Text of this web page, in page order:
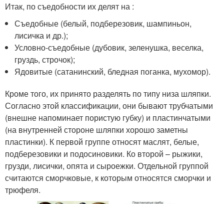
Итак, по съедобности их делят на :
Съедобные (белый, подберезовик, шампиньон,
лисичка и др.);
Условно-съедобные (дубовик, зеленушка, веселка,
груздь, строчок);
Ядовитые (сатанинский, бледная поганка, мухомор).
Кроме того, их принято разделять по типу низа шляпки.
Согласно этой классификации, они бывают трубчатыми
(внешне напоминает пористую губку) и пластинчатыми
(на внутренней стороне шляпки хорошо заметны
пластинки). К первой группе относят маслят, белые,
подберезовики и подосиновики. Ко второй – рыжики,
грузди, лисички, опята и сыроежки. Отдельной группой
считаются сморчковые, к которым относятся сморчки и
трюфеля.